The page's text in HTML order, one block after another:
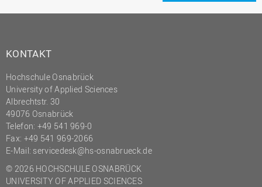
KONTAKT
Hochschule Osnabrück
University of Applied Sciences
Albrechtstr. 30
49076 Osnabrück
Telefon: +49 541 969-0
Fax: +49 541 969-2066
E-Mail: servicedesk@hs-osnabrueck.de
© 2026 HOCHSCHULE OSNABRÜCK
UNIVERSITY OF APPLIED SCIENCES